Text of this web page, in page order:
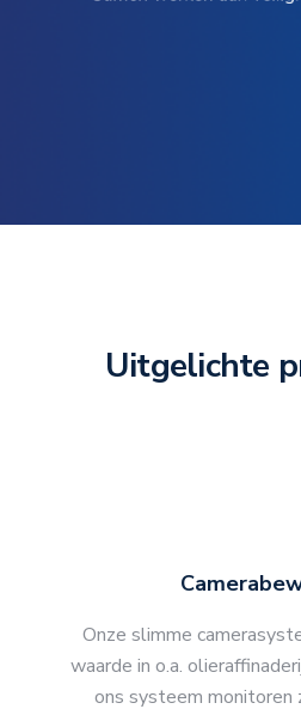
Uitgelichte
Onze slimme
waarde in o.a.
ons systeem monitoren